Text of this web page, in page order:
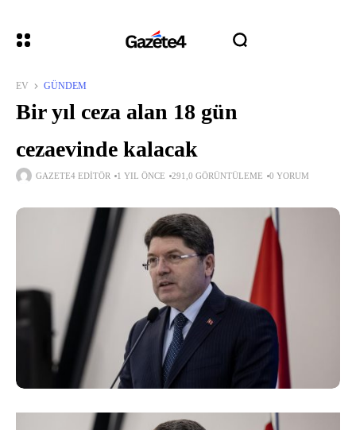
EV GÜNDEM
Bir yıl ceza alan 18 gün
cezaevinde kalacak
GAZETE4 EDITÖR 1 YIL ÖNCE 291,0 GÖRÜNTÜLEME 0 YORUM